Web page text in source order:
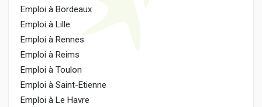
Emploi à Bordeaux
Emploi à Lille
Emploi à Rennes
Emploi à Reims
Emploi à Toulon
Emploi à Saint-Etienne
Emploi à Le Havre